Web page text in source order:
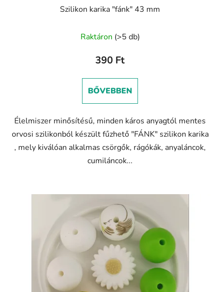
Szilikon karika "fánk" 43 mm
Raktáron (>5 db)
390 Ft
BŐVEBBEN
Élelmiszer minősítésű, minden káros anyagtól mentes
orvosi szilikonból készült fűzhető "FÁNK" szilikon karika
, mely kiválóan alkalmas csörgők, rágókák, anyaláncok,
cumiláncok...